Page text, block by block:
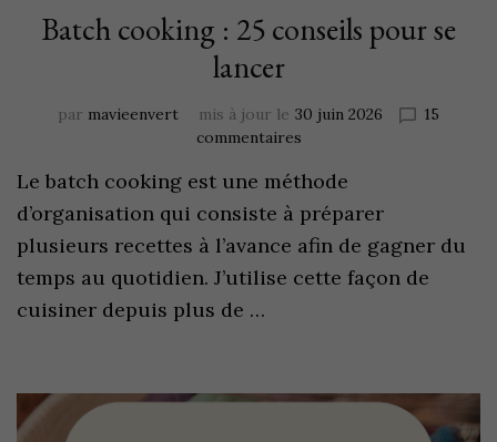
Batch cooking : 25 conseils pour se
lancer
par mavieenvert mis à jour le 30 juin 2026
15
commentaires
Le batch cooking est une méthode
d’organisation qui consiste à préparer
plusieurs recettes à l’avance afin de gagner du
temps au quotidien. J’utilise cette façon de
cuisiner depuis plus de …